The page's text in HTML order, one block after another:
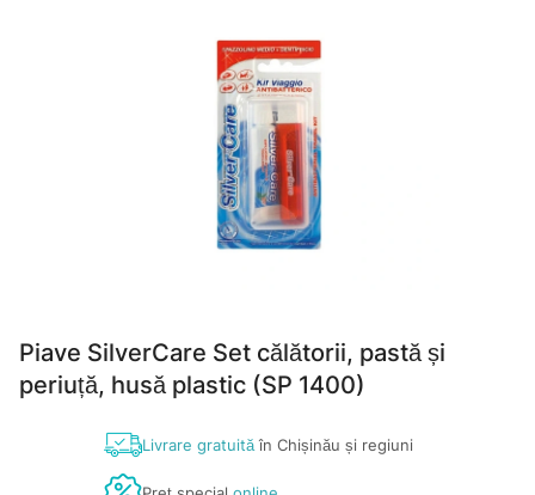
Piave SilverCare Set călătorii, pastă și
periuță, husă plastic (SP 1400)
Livrare gratuităîn Chișinău și regiuni